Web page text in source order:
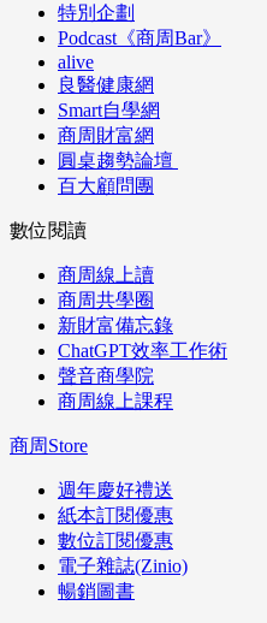
特別企劃
Podcast《商周Bar》
alive
良醫健康網
Smart自學網
商周財富網
圓桌趨勢論壇
百大顧問團
數位閱讀
商周線上讀
商周共學圈
新財富備忘錄
ChatGPT效率工作術
聲音商學院
商周線上課程
商周Store
週年慶好禮送
紙本訂閱優惠
數位訂閱優惠
電子雜誌(Zinio)
暢銷圖書